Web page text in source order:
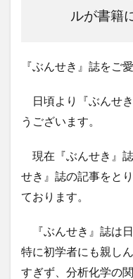
ルが書籍
『ぶんせき』誌をご
日頃より『ぶんせ
うございます。
現在『ぶんせき』
せき』誌の記事をと
ております。
『ぶんせき』誌は日
特に初学者にも親し
すぎず、分析化学の